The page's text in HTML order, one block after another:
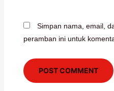
Simpan nama, email,
peramban ini untuk